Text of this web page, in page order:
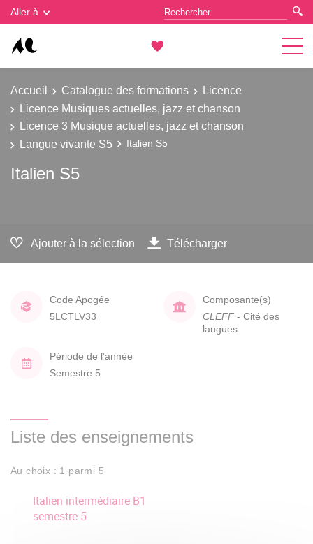
Aller à
Accueil Catalogue des formations
Licence
Licence Musiques actuelles, jazz et chanson
Licence 3 Musique actuelles, jazz et chanson
Langue vivante S5
Italien S5
Italien S5
Ajouter à la sélection Télécharger
Code Apogée
5LCTLV33
Composante(s)
CLEFF - Cité des
langues
Période de l'année
Semestre 5
Liste des enseignements
Au choix : 1 parmi 5
Italien intermédiaire B1
semestre 5
Gestion des cookies